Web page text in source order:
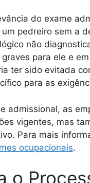
do exame
pedreiro sem a
não
para ele e
ter sido evitada
para as
admissional, as
vigentes, mas
Para mais
ocupacionais.
o